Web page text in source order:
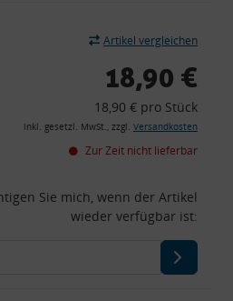
Artikel vergleichen
18,90 €
18,90 € pro Stück
inkl. gesetzl. MwSt., zzgl. Versandkosten
Zur Zeit nicht lieferbar
Sie mich, wenn der Artikel
wieder verfügbar ist: